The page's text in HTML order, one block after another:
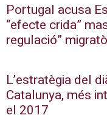
Portugal acusa
“efecte crida”
regulació”
L’estratègia del
Catalunya, més
el 2017